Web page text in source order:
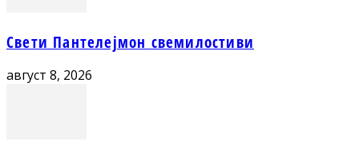
Свети Пантелејмон свемилостиви
август 8, 2026